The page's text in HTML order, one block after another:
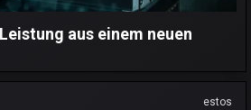
aus einem neuen
estos